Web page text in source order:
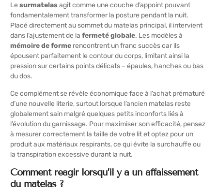
Le surmatelasagit comme une couche d’appoint pouvant
fondamentalement transformer la posture pendant la nuit.
Placé directement au sommet du matelas principal, il intervient
dans l’ajustement de la fermeté globale. Les modèles à
mémoire de forme rencontrent un franc succès car ils
épousent parfaitement le contour du corps, limitant ainsi la
pression sur certains points délicats – épaules, hanches ou bas
du dos.
Ce complément se révèle économique face à l’achat prématuré
d’une nouvelle literie, surtout lorsque l’ancien matelas reste
globalement sain malgré quelques petits inconforts liés à
l’évolution du garnissage. Pour maximiser son efficacité, pensez
à mesurer correctement la taille de votre lit et optez pour un
produit aux matériaux respirants, ce qui évite la surchauffe ou
la transpiration excessive durant la nuit.
Comment réagir lorsqu’il y a un affaissement
du matelas ?